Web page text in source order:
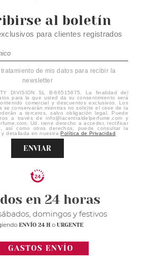
al boletín
para clientes registrados
de mis datos para recibir la
newsletter
DIVISION SL B-66515875. La finalidad del
para la que usted da su consentimiento será
comercial y descuentos exclusivos. Los
se conservarán mientras no solicite el cese de la
a terceros, salvo obligación legal. Puede
a través de info@lacentraldelperfume.com y
Ud. tiene derecho a acceder, rectificar
así como otros derechos, puede consultar la
y detallada en nuestraPolítica de Privacidad
ENVIAR